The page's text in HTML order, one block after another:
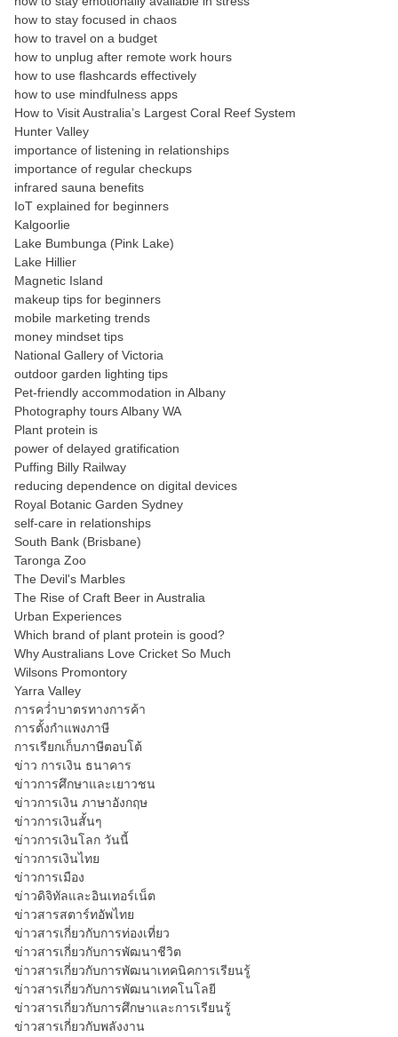
how to stay focused in chaos
how to travel on a budget
how to unplug after remote work hours
how to use flashcards effectively
how to use mindfulness apps
How to Visit Australia’s Largest Coral Reef System
Hunter Valley
importance of listening in relationships
importance of regular checkups
infrared sauna benefits
IoT explained for beginners
Kalgoorlie
Lake Bumbunga (Pink Lake)
Lake Hillier
Magnetic Island
makeup tips for beginners
mobile marketing trends
money mindset tips
National Gallery of Victoria
outdoor garden lighting tips
Pet-friendly accommodation in Albany
Photography tours Albany WA
Plant protein is
power of delayed gratification
Puffing Billy Railway
reducing dependence on digital devices
Royal Botanic Garden Sydney
self-care in relationships
South Bank (Brisbane)
Taronga Zoo
The Devil's Marbles
The Rise of Craft Beer in Australia
Urban Experiences
Which brand of plant protein is good?
Why Australians Love Cricket So Much
Wilsons Promontory
Yarra Valley
การคว่ำบาตรทางการค้า
การตั้งกำแพงภาษี
การเรียกเก็บภาษีตอบโต้
ข่าว การเงิน ธนาคาร
ข่าวการศึกษาและเยาวชน
ข่าวการเงิน ภาษาอังกฤษ
ข่าวการเงินสั้นๆ
ข่าวการเงินโลก วันนี้
ข่าวการเงินไทย
ข่าวการเมือง
ข่าวดิจิทัลและอินเทอร์เน็ต
ข่าวสารสตาร์ทอัพไทย
ข่าวสารเกี่ยวกับการท่องเที่ยว
ข่าวสารเกี่ยวกับการพัฒนาชีวิต
ข่าวสารเกี่ยวกับการพัฒนาเทคนิคการเรียนรู้
ข่าวสารเกี่ยวกับการพัฒนาเทคโนโลยี
ข่าวสารเกี่ยวกับการศึกษาและการเรียนรู้
ข่าวสารเกี่ยวกับพลังงาน